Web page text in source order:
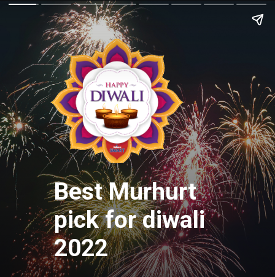
Best Murhurt
pick for diwali
2022